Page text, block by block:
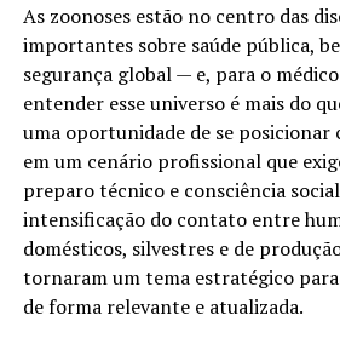
As zoonoses estão no centro das
importantes sobre saúde pública,
segurança global — e, para o
entender esse universo é mais do
uma oportunidade de se
em um cenário profissional que
preparo técnico e consciência
intensificação do contato entre
domésticos, silvestres e de
tornaram um tema estratégico
de forma relevante e atualizada.